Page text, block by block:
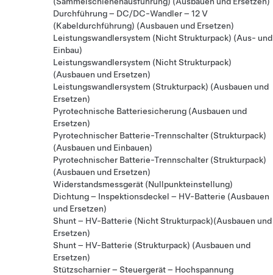
Durchführung – DC/DC-Wandler – 12 V
(Kabeldurchführung) (Ausbauen und Ersetzen)
Leistungswandlersystem (Nicht Strukturpack) (Aus- und
Einbau)
Leistungswandlersystem (Nicht Strukturpack)
(Ausbauen und Ersetzen)
Leistungswandlersystem (Strukturpack) (Ausbauen und
Ersetzen)
Pyrotechnische Batteriesicherung (Ausbauen und
Ersetzen)
Pyrotechnischer Batterie-Trennschalter (Strukturpack)
(Ausbauen und Einbauen)
Pyrotechnischer Batterie-Trennschalter (Strukturpack)
(Ausbauen und Ersetzen)
Widerstandsmessgerät (Nullpunkteinstellung)
Dichtung – Inspektionsdeckel – HV-Batterie (Ausbauen
und Ersetzen)
Shunt – HV-Batterie (Nicht Strukturpack)(Ausbauen und
Ersetzen)
Shunt – HV-Batterie (Strukturpack) (Ausbauen und
Ersetzen)
Stützscharnier – Steuergerät – Hochspannung